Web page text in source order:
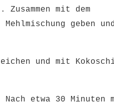
mit dem
geben
und mit
etwa 30 Minuten